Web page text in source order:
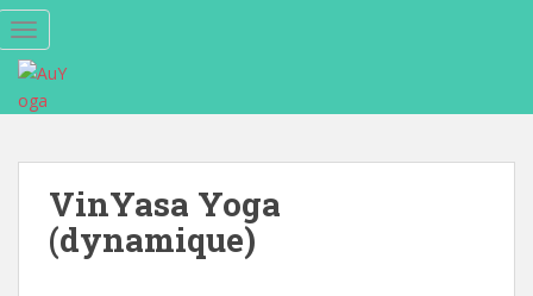
S
t
TOGGLE NAVIGATION
VinYasa Yoga
(dynamique)